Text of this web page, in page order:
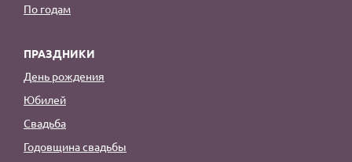
По годам
ПРАЗДНИКИ
День рождения
Юбилей
Свадьба
Годовщина свадьбы